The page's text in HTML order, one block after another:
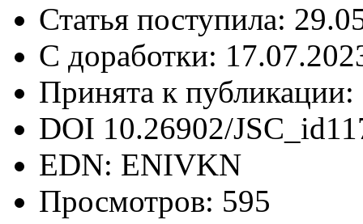
Статья поступила:
С доработки:
Принята к публикации:
DOI 10.26902/
EDN: ENIVKN
Просмотров: 595